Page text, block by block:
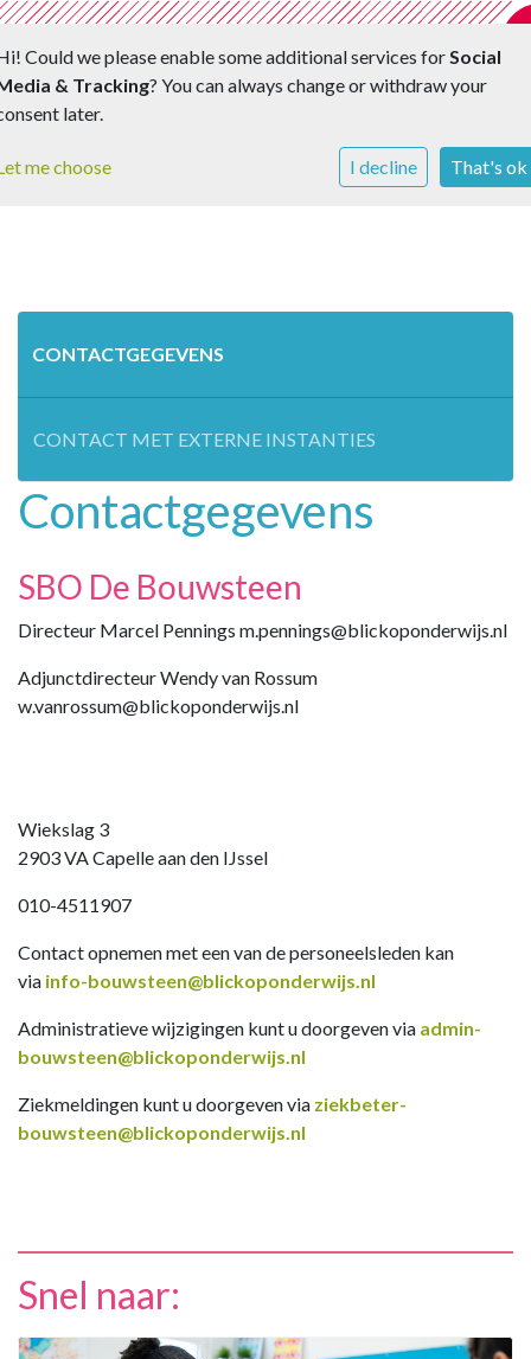
CONTACTGEGEVENS
CONTACT MET EXTERNE INSTANTIES
Contactgegevens
SBO De Bouwsteen
Directeur Marcel Pennings m.pennings@blickoponderwijs.nl
Adjunctdirecteur Wendy van Rossum
w.vanrossum@blickoponderwijs.nl
Wiekslag 3
2903 VA Capelle aan den IJssel
010-4511907
Contact opnemen met een van de personeelsleden kan
via info-bouwsteen@blickoponderwijs.nl
Administratieve wijzigingen kunt u doorgeven via admin-
bouwsteen@blickoponderwijs.nl
Ziekmeldingen kunt u doorgeven via ziekbeter-
bouwsteen@blickoponderwijs.nl
Snel naar:
Could we please enable some additional services forSocial
& Tracking? You can always change or withdraw your
later.
me choose I decline That's ok